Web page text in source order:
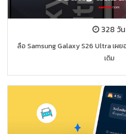
328 วัน
ลือ Samsung Galaxy S26 Ultra เผ
เดิม